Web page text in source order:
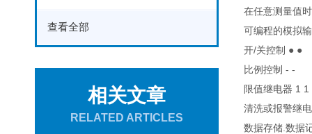
查看全部
相关文章
RELATED ARTICLES
在任意测量值
可编程的模拟
开/关控制 ● ●
比例控制 - -
限值继电器 1 1
清洗或报警继
数据存储.数据